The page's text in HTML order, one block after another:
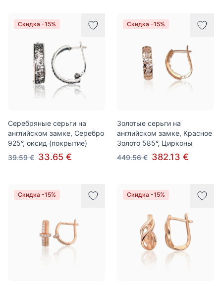
Скидка -15%
Серебряные серьги на
английском замке, Серебро
925°, оксид (покрытие)
39.59 € 33.65 €
Скидка -15%
Золотые серьги на
английском замке, Красное
Золото 585°, Цирконы
449.56 € 382.13 €
Скидка -15% Скидка -15%